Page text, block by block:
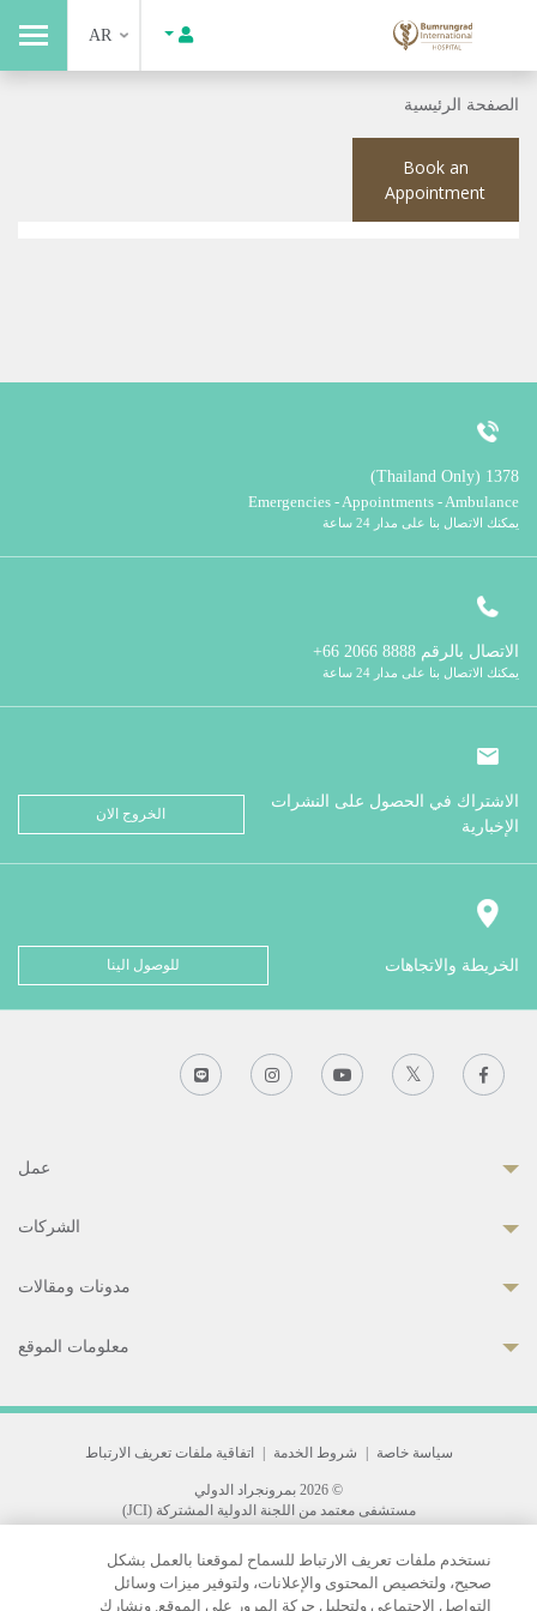
AR
الصفحة الرئيسية
Book an
Appointment
1378 (Thailand Only)
Emergencies - Appointments - Ambulance
يمكنك الاتصال بنا على مدار 24 ساعة
الاتصال بالرقم
يمكنك الاتصال بنا على مدار 24 ساعة
الاشتراك في الحصول على النشرات
الإخبارية
الخروج الان
الخريطة والاتجاهات للوصول الينا
عمل
الشركات
مدونات ومقالات
معلومات الموقع
سياسة خاصة شروط الخدمة اتفاقية ملفات تعريف الارتباط
© 2026 بمرونجراد الدولي
مستشفى معتمد من اللجنة الدولية المشتركة (JCI)
33 Sukhumvit 3, Wattana, Bangkok 10110 Thailand.
All rights reserved.
نستخدم ملفات تعريف الارتباط للسماح لموقعنا بالعمل بشكل
صحيح، ولتخصيص المحتوى والإعلانات، ولتوفير ميزات وسائل
التواصل الاجتماعي ولتحليل حركة المرور على الموقع. ونشارك